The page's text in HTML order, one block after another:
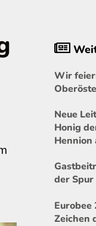
Wir
Neue
Honig
der Spur
Eurobee
Zeichen